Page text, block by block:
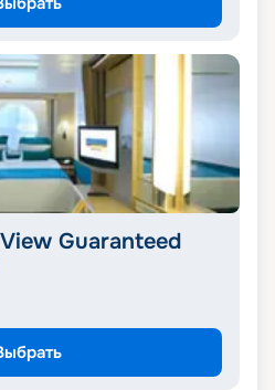
Guaranteed